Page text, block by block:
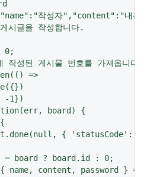
작성자","content":"내용
시글을 작성합니다.
0;
성된 게시물 번호를 가져옵니다.
=>
-1})
board) {
{ 'statusCode':
= board ? board.id : 0;
name, content, password } =